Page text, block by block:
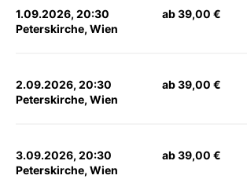
1.09.2026, 20:30
Peterskirche, Wien
ab 39,00 €
2.09.2026, 20:30
Peterskirche, Wien
ab 39,00 €
3.09.2026, 20:30
Peterskirche, Wien
ab 39,00 €